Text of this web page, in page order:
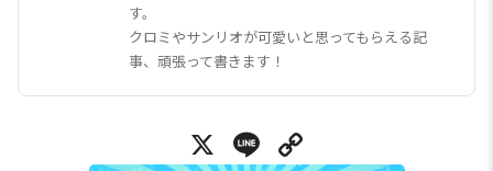
す。
クロミやサンリオが可愛いと思ってもらえる記
事、頑張って書きます！
X Line